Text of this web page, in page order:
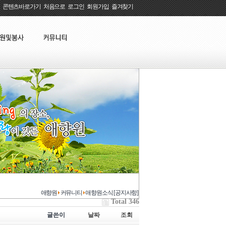
콘텐츠바로가기:처음으로:로그인:회원가입:즐겨찾기
애향원 커뮤니티 애향원소식 [공지사항]
Total 346
글쓴이 날짜 조회